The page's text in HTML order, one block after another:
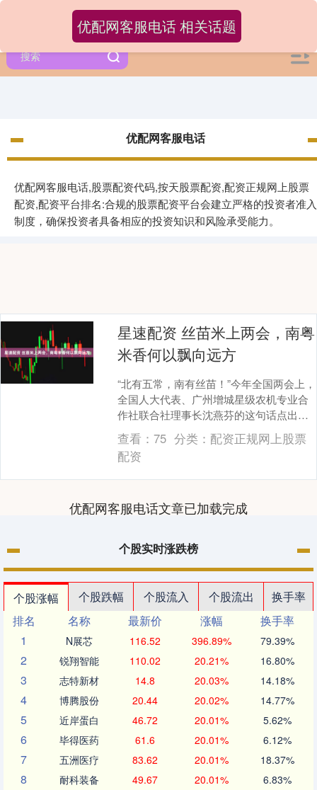
优配网客服电话
优配网客服电话,股票配资代码,按天股票配资,配资正规网上股票
配资,配资平台排名:合规的股票配资平台会建立严格的投资者准入
制度，确保投资者具备相应的投资知识和风险承受能力。
优配网客服电话 相关话题
星速配资 丝苗米上两会，南粤
米香何以飘向远方
“北有五常，南有丝苗！”今年全国两会上，
全国人大代表、广州增城星级农机专业合
作社联合社理事长沈燕芬的这句话点出了
广东丝苗米的品牌底气。这颗从岭南田间
走出的米粒，....
查看：75 分类： 配资正规网上股票
配资
优配网客服电话文章已加载完成
个股实时涨跌榜
个股涨幅 个股跌幅 个股流入 个股流出
换手率
排名
名称 最新价 涨幅
换手率
1
N展芯 116.52 396.89% 79.39%
2 锐翔智能 110.02 20.21% 16.80%
3 志特新材 14.8 20.03% 14.18%
4 博腾股份 20.44 20.02% 14.77%
5 近岸蛋白 46.72 20.01% 5.62%
6 毕得医药 61.6 20.01% 6.12%
7 五洲医疗 83.62 20.01% 18.37%
8 耐科装备 49.67 20.01% 6.83%